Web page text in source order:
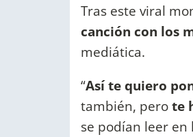
Tras este viral
canción con los
mediática.
“Así te quiero
también, perote
se podían leer